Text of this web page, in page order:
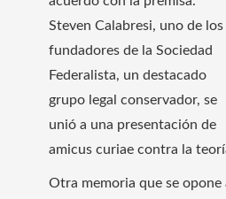
Steven Calabresi, uno de los
fundadores de la Sociedad
Federalista, un destacado
grupo legal conservador, se
unió a una presentación de
amicus curiae contra la
Otra memoria que se opone